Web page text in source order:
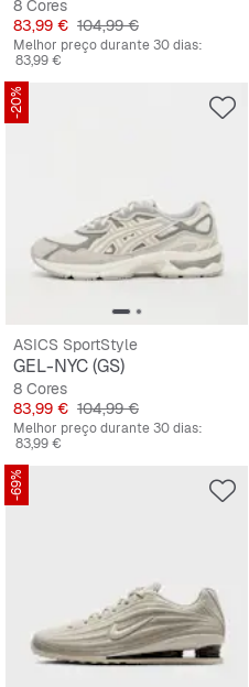
8 Cores
Preço
83,99 € Preço original
104,99 €
Melhor preço durante 30 dias:
83,99 €
-20%
ASICS SportStyle
GEL-NYC (GS)
8 Cores
Preço
83,99 € Preço original
104,99 €
Melhor preço durante 30 dias:
83,99 €
-69%